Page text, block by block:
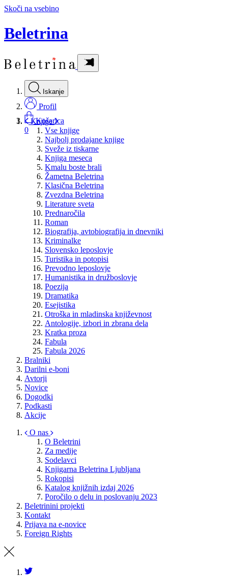
Skoči na vsebino
Beletrina
Iskanje
Profil
Košarica
0
Knjige
Vse knjige
Najbolj prodajane knjige
Sveže iz tiskarne
Knjiga meseca
Kmalu boste brali
Žametna Beletrina
Klasična Beletrina
Zvezdna Beletrina
Literature sveta
Prednaročila
Roman
Biografija, avtobiografija in dnevniki
Kriminalke
Slovensko leposlovje
Turistika in potopisi
Prevodno leposlovje
Humanistika in družboslovje
Poezija
Dramatika
Esejistika
Otroška in mladinska književnost
Antologije, izbori in zbrana dela
Kratka proza
Fabula
Fabula 2026
Bralniki
Darilni e-boni
Avtorji
Novice
Dogodki
Podkasti
Akcije
O nas
O Beletrini
Za medije
Sodelavci
Knjigarna Beletrina Ljubljana
Rokopisi
Katalog knjižnih izdaj 2026
Poročilo o delu in poslovanju 2023
Beletrinini projekti
Kontakt
Prijava na e-novice
Foreign Rights